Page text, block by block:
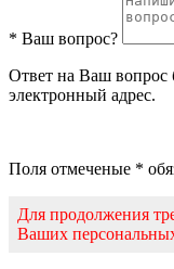
* Ваш вопрос?
Ответ на Ваш вопрос
электронный адрес.
Поля отмеченые *
Для продолжения
Ваших